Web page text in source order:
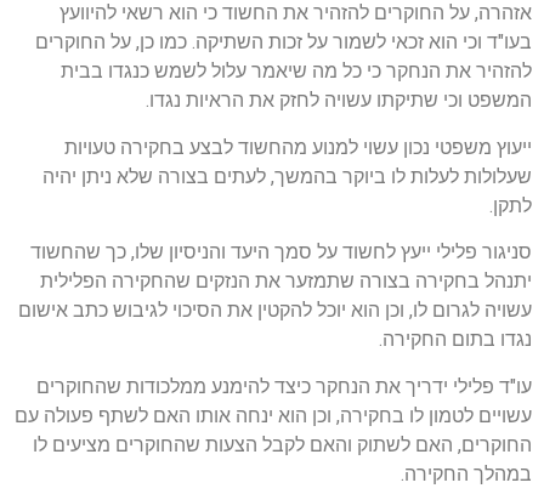
אזהרה, על החוקרים להזהיר את החשוד כי הוא רשאי להיוועץ
בעו"ד וכי הוא זכאי לשמור על זכות השתיקה. כמו כן, על החוקרים
להזהיר את הנחקר כי כל מה שיאמר עלול לשמש כנגדו בבית
המשפט וכי שתיקתו עשויה לחזק את הראיות נגדו.
ייעוץ משפטי נכון עשוי למנוע מהחשוד לבצע בחקירה טעויות
שעלולות לעלות לו ביוקר בהמשך, לעתים בצורה שלא ניתן יהיה
לתקן.
סניגור פלילי ייעץ לחשוד על סמך היעד והניסיון שלו, כך שהחשוד
יתנהל בחקירה בצורה שתמזער את הנזקים שהחקירה הפלילית
עשויה לגרום לו, וכן הוא יוכל להקטין את הסיכוי לגיבוש כתב אישום
נגדו בתום החקירה.
עו"ד פלילי ידריך את הנחקר כיצד להימנע ממלכודות שהחוקרים
עשויים לטמון לו בחקירה, וכן הוא ינחה אותו האם לשתף פעולה עם
החוקרים, האם לשתוק והאם לקבל הצעות שהחוקרים מציעים לו
במהלך החקירה.